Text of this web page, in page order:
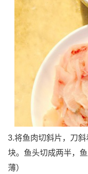
3.将鱼肉切斜片，刀
块。鱼头切成两半，
薄）